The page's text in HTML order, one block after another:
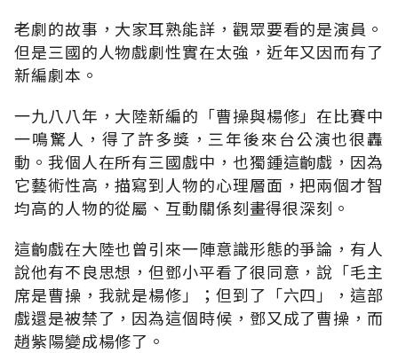
老劇的故事，大家耳熟能詳，觀眾要看的是演員。
但是三國的人物戲劇性實在太強，近年又因而有了
新編劇本。
一九八八年，大陸新編的「曹操與楊修」在比賽中
一鳴驚人，得了許多獎，三年後來台公演也很轟
動。我個人在所有三國戲中，也獨鍾這齣戲，因為
它藝術性高，描寫到人物的心理層面，把兩個才智
均高的人物的從屬、互動關係刻畫得很深刻。
這齣戲在大陸也曾引來一陣意識形態的爭論，有人
說他有不良思想，但鄧小平看了很同意，說「毛主
席是曹操，我就是楊修」；但到了「六四」，這部
戲還是被禁了，因為這個時候，鄧又成了曹操，而
趙紫陽變成楊修了。